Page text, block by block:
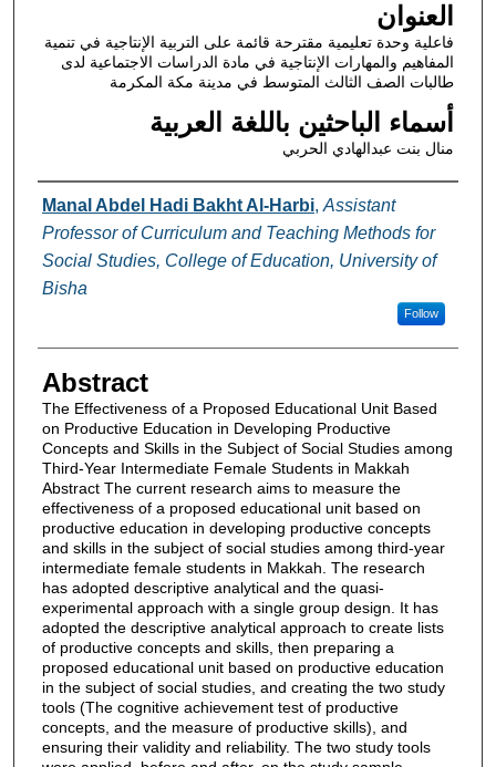
العنوان
فاعلية وحدة تعليمية مقترحة قائمة على التربية الإنتاجية في تنمية
المفاهيم والمهارات الإنتاجية في مادة الدراسات الاجتماعية لدى
طالبات الصف الثالث المتوسط في مدينة مكة المكرمة
أسماء الباحثين باللغة العربية
منال بنت عبدالهادي الحربي
Authors
Manal Abdel Hadi Bakht Al-Harbi, Assistant
Professor of Curriculum and Teaching Methods for
Social Studies, College of Education, University of
Bisha
Follow
Abstract
The Effectiveness of a Proposed Educational Unit Based
on Productive Education in Developing Productive
Concepts and Skills in the Subject of Social Studies among
Third-Year Intermediate Female Students in Makkah
Abstract The current research aims to measure the
effectiveness of a proposed educational unit based on
productive education in developing productive concepts
and skills in the subject of social studies among third-year
intermediate female students in Makkah. The research
has adopted descriptive analytical and the quasi-
experimental approach with a single group design. It has
adopted the descriptive analytical approach to create lists
of productive concepts and skills, then preparing a
proposed educational unit based on productive education
in the subject of social studies, and creating the two study
tools (The cognitive achievement test of productive
concepts, and the measure of productive skills), and
ensuring their validity and reliability. The two study tools